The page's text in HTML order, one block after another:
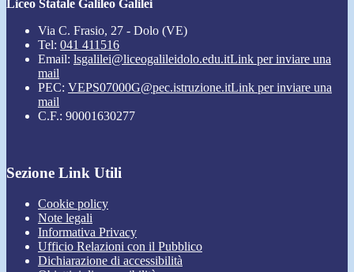
Liceo Statale Galileo Galilei
Via C. Frasio, 27 - Dolo (VE)
Tel: 041 411516
Email: lsgalilei@liceogalileidolo.edu.itLink per inviare una
mail
PEC: VEPS07000G@pec.istruzione.itLink per inviare una
mail
C.F.: 90001630277
Sezione Link Utili
Cookie policy
Note legali
Informativa Privacy
Ufficio Relazioni con il Pubblico
Dichiarazione di accessibilità